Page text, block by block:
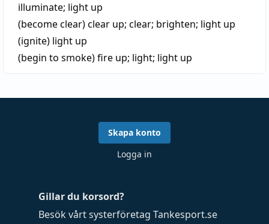
illuminate; light up
(become clear)clear up; clear; brighten; light up
(ignite) light up
(begin to smoke)fire up; light; light up
Gillar du korsord?
Besök vårt systerföretag Tankesport.se
Skapa konto
Logga in